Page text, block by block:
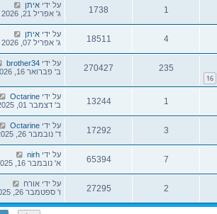
1
1738 על ידי איתן
ג' אפריל 21, 2026 11:30 pm
4
18511 על ידי איתן
ג' אפריל 07, 2026 11:07 pm
16
235
270427 על ידי brother34
ב' פברואר 16, 2026 1:08 am
1
13244 על ידי Octarine
ב' דצמבר 01, 2025 3:14 pm
3
17292 על ידי Octarine
ד' נובמבר 26, 2025 1:32 pm
7
65394 על ידי nirh
א' נובמבר 16, 2025 1:13 pm
2
27295 על ידי אורח
ו' ספטמבר 26, 2025 7:58 am